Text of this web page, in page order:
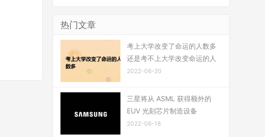
热门文章
考上大学改变了命运的人数多
还是考不上大学改变命运的人
2022-06-20
三星将从 ASML 获得额外的
EUV 光刻芯片制造设备
2022-06-18